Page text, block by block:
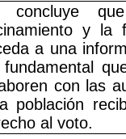
concluye
y la
a una
con las
población
al voto.